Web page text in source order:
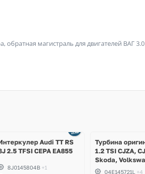
магистраль для двигателей ВАГ
Audi TT RS
2.5 TFSI CEPA EA855
8J0145804B +1
Турбина
1.2 TSI CJZA,
Skoda,
04E145721L
+4